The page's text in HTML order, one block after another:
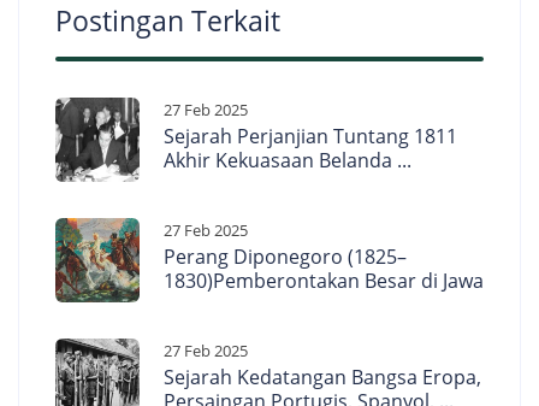
Postingan Terkait
27 Feb 2025
Sejarah Perjanjian Tuntang 1811
Akhir Kekuasaan Belanda ...
27 Feb 2025
Perang Diponegoro (1825–
1830)Pemberontakan Besar di Jawa
27 Feb 2025
Sejarah Kedatangan Bangsa Eropa,